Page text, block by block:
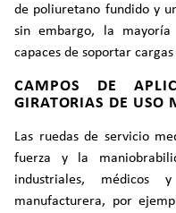
de poliuretano fundido y
sin embargo, la
capaces de soportar
CAMPOS DE
GIRATORIAS DE USO
Las ruedas de servicio
fuerza y la
industriales, médicos
manufacturera, por